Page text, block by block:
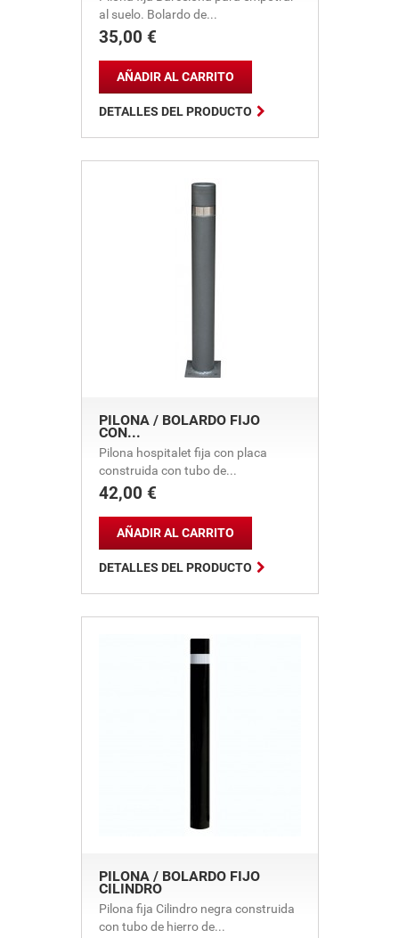
al suelo. Bolardo de...
Precio
35,00 €

AÑADIR AL CARRITO
DETALLES DEL PRODUCTO
PILONA / BOLARDO FIJO
CON...
Pilona hospitalet fija con placa
construida con tubo de...
Precio
42,00 €

AÑADIR AL CARRITO
DETALLES DEL PRODUCTO
PILONA / BOLARDO FIJO
CILINDRO
Pilona fija Cilindro negra construida
con tubo de hierro de...